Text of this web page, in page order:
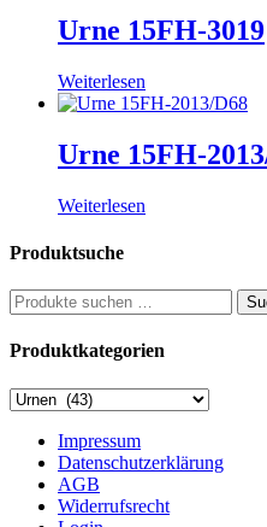
Urne 15FH-3019
Weiterlesen
Urne 15FH-
Weiterlesen
Produktsuche
Suchen
nach:
Produktkategorien
Impressum
Datenschutzerklärung
AGB
Widerrufsrecht